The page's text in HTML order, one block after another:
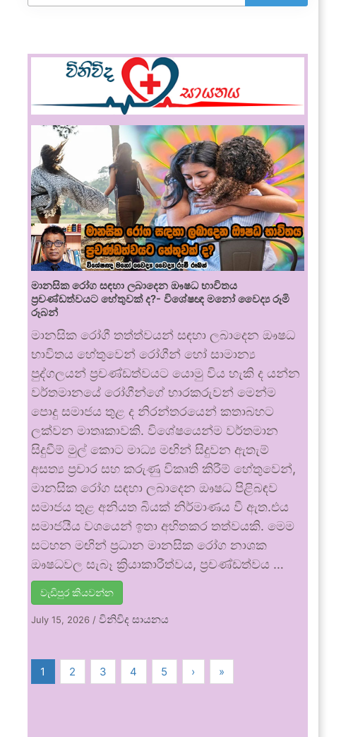
මානසික රෝග සඳහා ලබාදෙන ඖෂධ භාවිතය
ප්‍රචණ්ඩත්වයට හේතුවක් ද?- විශේෂඥ මනෝ වෛද්‍ය රූමි
රූබන්
මානසික රෝගී තත්ත්වයන් සඳහා ලබාදෙන ඖෂධ
භාවිතය හේතුවෙන් රෝගීන් හෝ සාමාන්‍ය
පුද්ගලයන් ප්‍රචණ්ඩත්වයට යොමු විය හැකි ද යන්න
වර්තමානයේ රෝගීන්ගේ භාරකරුවන් මෙන්ම
පොදු සමාජය තුළ ද නිරන්තරයෙන් කතාබහට
ලක්වන මාතෘකාවකි. විශේෂයෙන්ම වර්තමාන
සිදුවීම් මුල් කොට මාධ්‍ය මඟින් සිදුවන ඇතැම්
අසත්‍ය ප්‍රචාර සහ කරුණු විකෘති කිරීම් හේතුවෙන්,
මානසික රෝග සඳහා ලබාදෙන ඖෂධ පිළිබඳව
සමාජය තුළ අනියත බියක් නිර්මාණය වී ඇත.එය
සමාජයීය වශයෙන් ඉතා අහිතකර තත්වයකි. මෙම
සටහන මඟින් ප්‍රධාන මානසික රෝග නාශක
ඖෂධවල සැබෑ ක්‍රියාකාරීත්වය, ප්‍රචණ්ඩත්වය …
වැඩිපුර කියවන්න
July 15, 2026 /විනිවිද සායනය
1 2 3 4 5 › »